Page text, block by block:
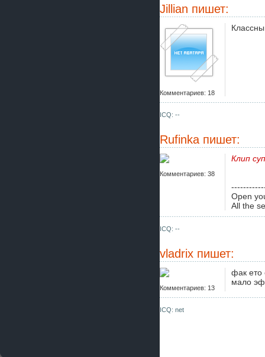
Jillian пишет:
Комментариев: 18
ICQ: --
Rufinka пишет:
Комментариев: 38
Клип
Open
All the
ICQ: --
vladrix пишет:
Комментариев: 13
фак ето
мало
ICQ: net